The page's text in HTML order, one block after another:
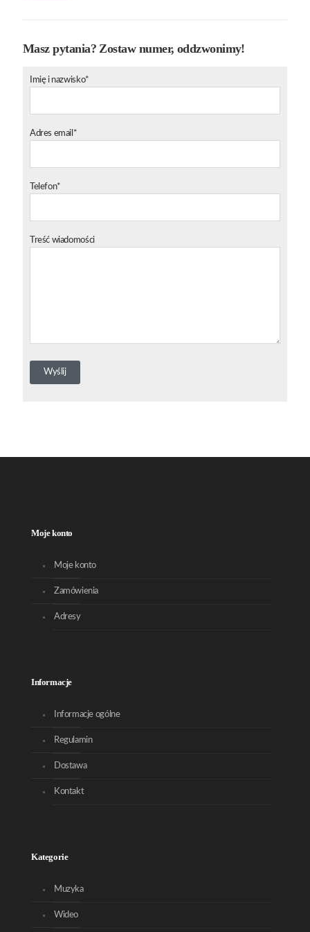
Masz pytania? Zostaw numer, oddzwonimy!
Imię i nazwisko*
Adres email*
Telefon*
Treść wiadomości
Moje konto
Moje konto
Zamówienia
Adresy
Informacje
Informacje ogólne
Regulamin
Dostawa
Kontakt
Kategorie
Muzyka
Wideo